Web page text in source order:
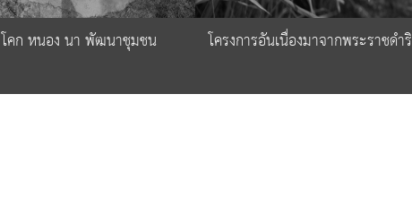
โคก หนอง นา พัฒนาชุมชน โครงการอันเนื่องมาจากพระราชดำริ